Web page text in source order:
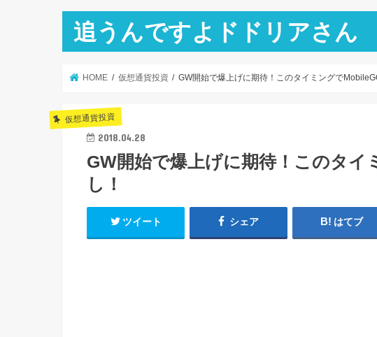
追うんですよドドリアさん
HOME 仮想通貨投資 GW開始で爆上げに期待！このタイミングで
仮想通貨投資
2018.04.28
GW開始で爆上げに期待！このタ
し！
ツイート シェア はてブ